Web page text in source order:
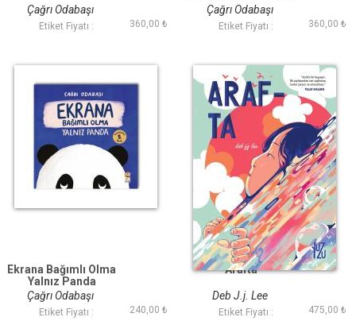
Çağrı Odabaşı
Etiket Fiyatı : 360,00 ₺
Çağrı Odabaşı
Etiket Fiyatı : 360,00 ₺
Ekrana Bağımlı Olma
Yalnız Panda
Çağrı Odabaşı
Etiket Fiyatı : 240,00 ₺
Arafta
Deb J.j. Lee
Etiket Fiyatı : 475,00 ₺